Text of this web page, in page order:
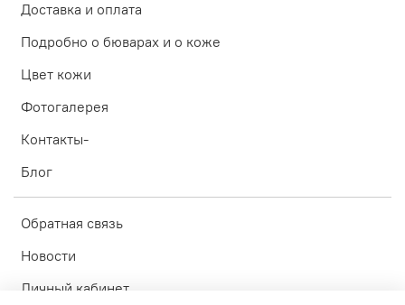
Доставка и оплата
Подробно о бюварах и о коже
Цвет кожи
Фотогалерея
Контакты-
Блог
Обратная связь
Новости
Личный кабинет